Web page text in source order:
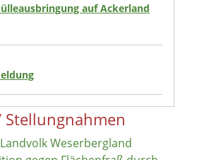
auf Ackerland
Weserbergland